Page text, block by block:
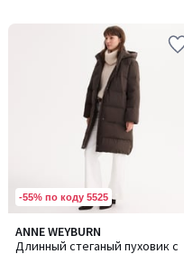
-55% по коду 5525
ANNE WEYBURN
Длинный стеганый пуховик с
4,4
/ 5
Количество
цветов: